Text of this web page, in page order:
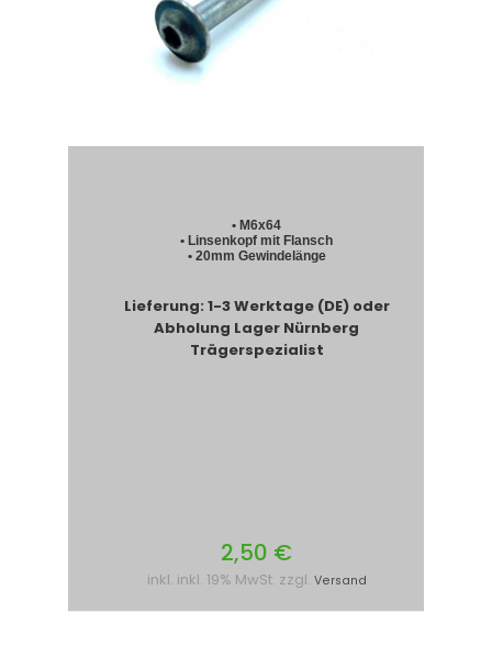
• M6x64
• Linsenkopf mit Flansch
• 20mm Gewindelänge
Lieferung: 1-3 Werktage (DE) oder
Abholung Lager Nürnberg
Trägerspezialist
2,50 €
inkl. inkl. 19% MwSt. zzgl. Versand